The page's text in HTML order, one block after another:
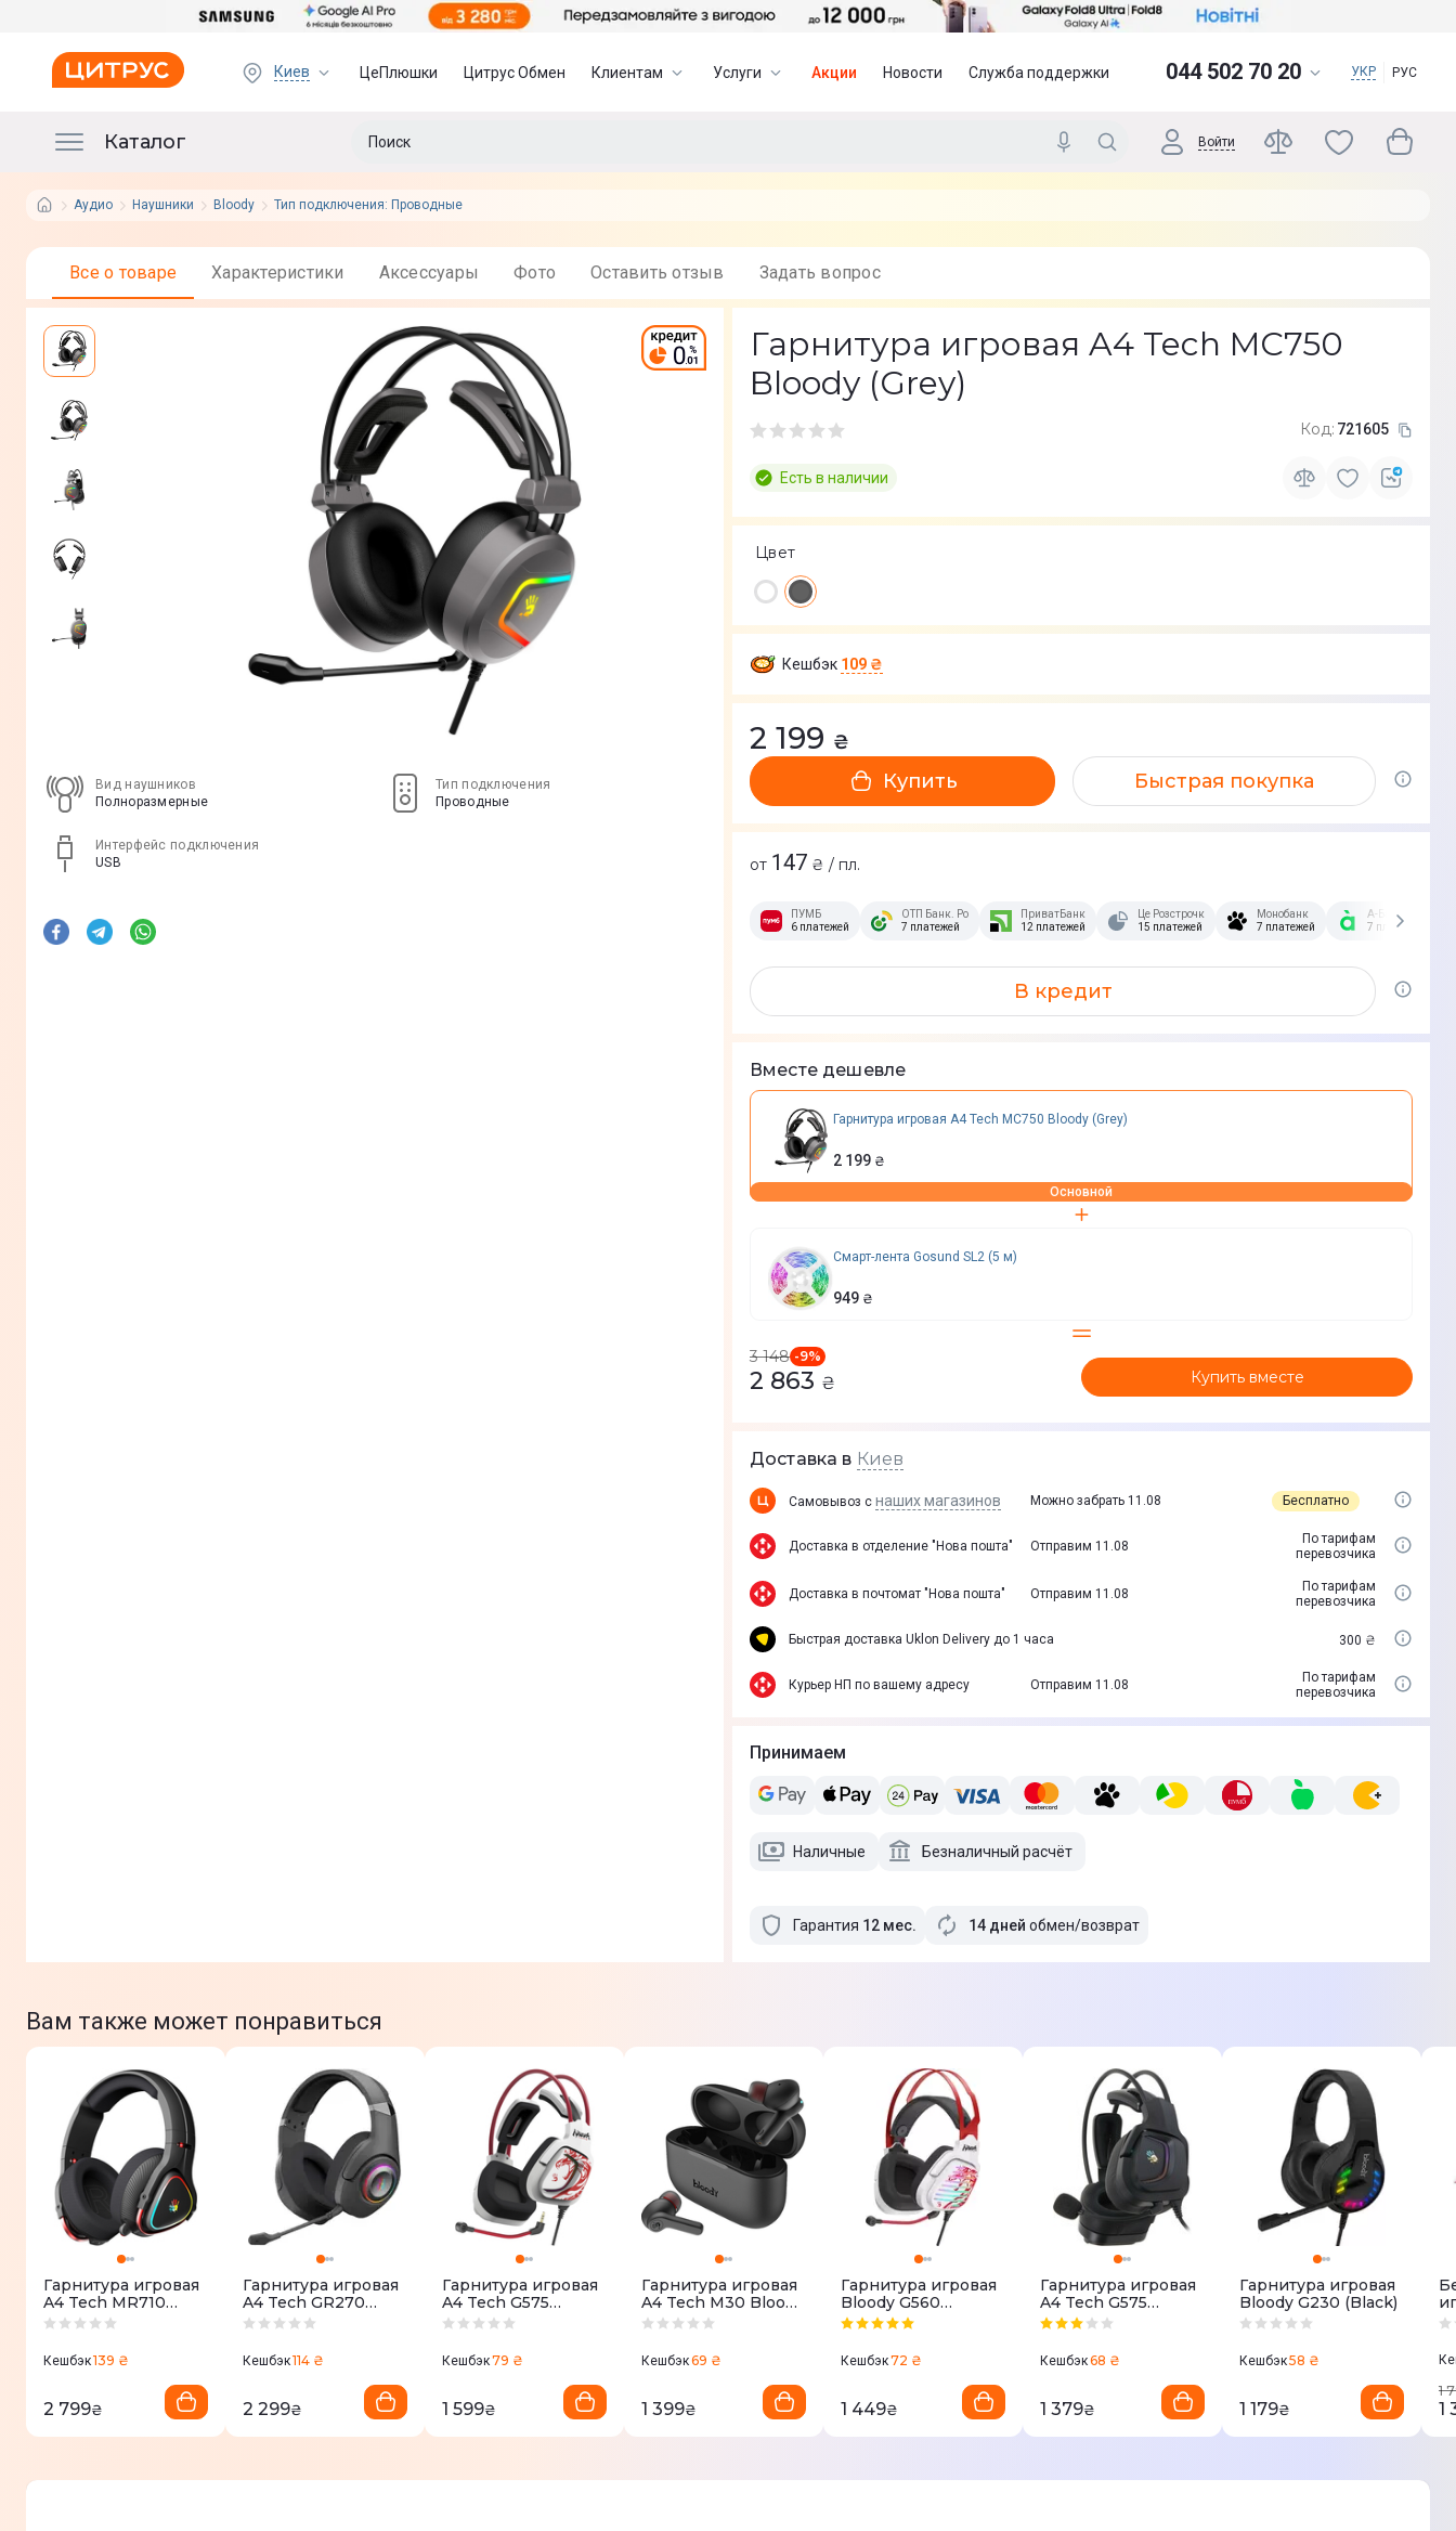
Киев ЦеПлюшки Цитрус Обмен Клиентам Услуги Акции Новости Служба поддержки 044 502 70 20 УКР РУС
Каталог Войти
Аудио Наушники Bloody Тип подключения: Проводные
Все о товаре Характеристики Аксессуары Фото Оставить отзыв Задать вопрос
Вид наушников
Полноразмерные
Тип подключения
Проводные
Интерфейс подключения
USB
Гарнитура игровая A4 Tech MC750
Bloody (Grey)
Код: 721605
Есть в наличии
Цвет
Кешбэк 109 ₴
2 199 ₴
Купить Быстрая покупка
от 147 ₴ / пл.
ПУМБ
6 платежей
ОТП Банк. Розстрочка Скибочка.
7 платежей
ПриватБанк
12 платежей
Це Розстрочка
15 платежей
Монобанк
7 платежей
А-Банк
7 платежей
В кредит
Вместе дешевле
Гарнитура игровая A4 Tech MC750 Bloody (Grey)
2 199 ₴
Основной
Смарт-лента Gosund SL2 (5 м)
949 ₴
3 148 -9%
2 863 ₴ Купить вместе
Доставка в Киев
Самовывоз с наших магазинов Можно забрать 11.08 Бесплатно
Доставка в отделение "Нова пошта" Отправим 11.08
По тарифам
перевозчика
Доставка в почтомат "Нова пошта" Отправим 11.08
По тарифам
перевозчика
Быстрая доставка Uklon Delivery до 1 часа 300 ₴
Курьер НП по вашему адресу Отправим 11.08
По тарифам
перевозчика
Принимаем
Наличные Безналичный расчёт
Гарантия 12 мес. 14 дней обмен/возврат
Вам также может понравиться
Гарнитура игровая
A4 Tech MR710
Bloody (Black)
Кешбэк139 ₴
2 799₴
Гарнитура игровая
A4 Tech GR270
Bloody Black
Кешбэк114 ₴
2 299₴
Гарнитура игровая
A4 Tech G575
Bloody (Naraka)
Кешбэк79 ₴
1 599₴
Гарнитура игровая
A4 Tech M30 Bloody
(Black+Red)
Кешбэк69 ₴
1 399₴
Гарнитура игровая
Bloody G560
(Naraka)
Кешбэк72 ₴
1 449₴
Гарнитура игровая
A4 Tech G575
Bloody (Black)
Кешбэк68 ₴
1 379₴
Гарнитура игровая
Bloody G230 (Black)
Кешбэк58 ₴
1 179₴
1
1